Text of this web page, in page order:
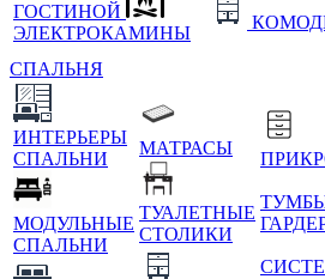
ГОСТИНОЙ
ЭЛЕКТРОКАМИНЫ
СПАЛЬНЯ
ИНТЕРЬЕРЫ
СПАЛЬНИ
МОДУЛЬНЫЕ
СПАЛЬНИ
МАТРАСЫ
ТУАЛЕТНЫЕ
СТОЛИКИ